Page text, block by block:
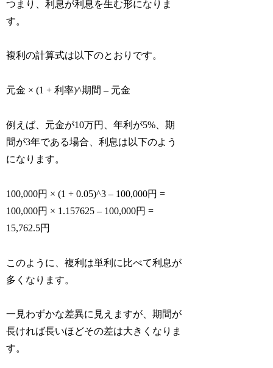
つまり、利息が利息を生む形になりま
す。
複利の計算式は以下のとおりです。
元金 × (1 + 利率)^期間 – 元金
例えば、元金が10万円、年利が5%、期
間が3年である場合、利息は以下のよう
になります。
100,000円 × (1 + 0.05)^3 – 100,000円 =
100,000円 × 1.157625 – 100,000円 =
15,762.5円
このように、複利は単利に比べて利息が
多くなります。
一見わずかな差異に見えますが、期間が
長ければ長いほどその差は大きくなりま
す。